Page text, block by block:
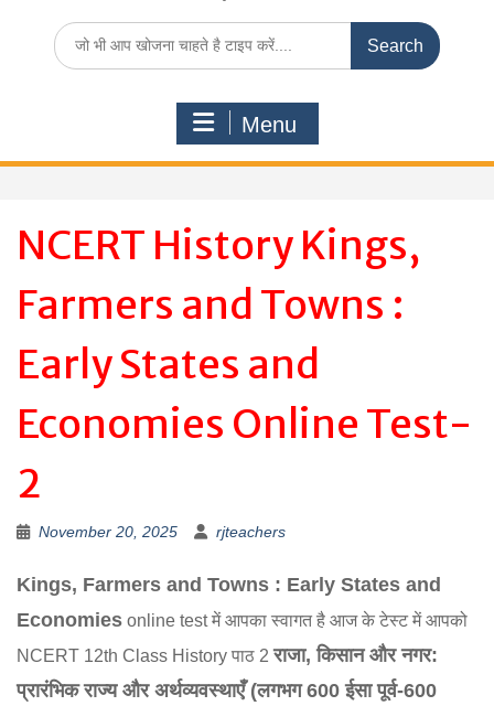
Search
for:
Menu
NCERT History Kings,
Farmers and Towns :
Early States and
Economies Online Test-
2
November 20, 2025 rjteachers
Kings, Farmers and Towns : Early States and
Economies online test में आपका स्वागत है आज के टेस्ट में आपको
NCERT 12th Class History पाठ 2राजा, किसान और नगर:
प्रारंभिक राज्य और अर्थव्यवस्थाएँ (लगभग 600 ईसा पूर्व-600